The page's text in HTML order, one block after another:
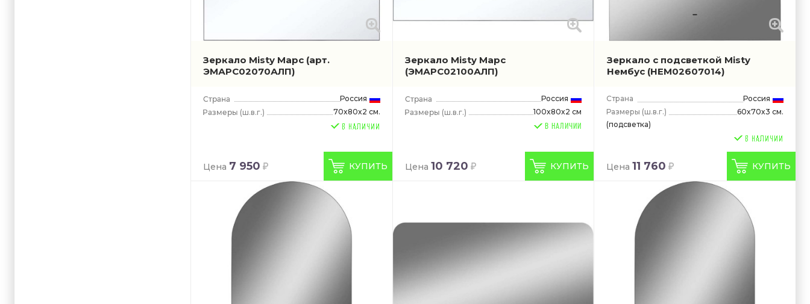
Зеркало Misty Марс (арт.
ЭМАРС02070АЛП)
Россия
(ш.в.г.)
70x80x2 см.
Цена 7 950 КУПИТЬ
Зеркало Misty Марс
(ЭМАРС02100АЛП)
Россия
(ш.в.г.)
100x80x2 см
В НАЛИЧИИ
Цена 10 720 КУПИТЬ
Зеркало с подсветкой Misty
Нембус (НЕМ02607014)
Страна
Россия
Размеры (ш.в.г.)
60x70x3 см.
(подсветка)
Цена 11 760 КУПИТЬ